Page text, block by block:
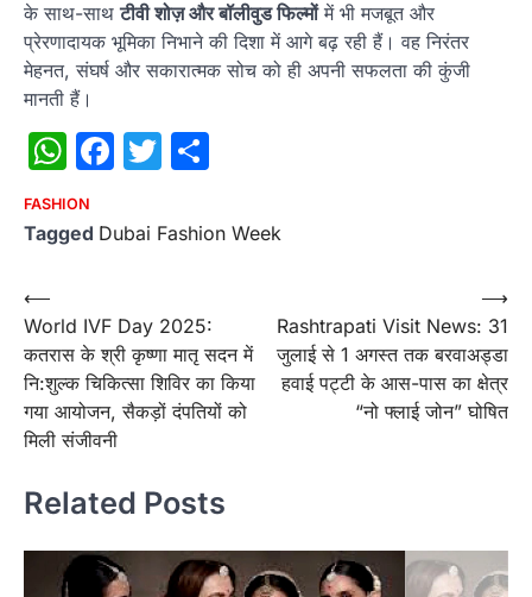
के साथ-साथटीवी शोज़ और बॉलीवुड फिल्मोंमें भी मजबूत और
प्रेरणादायक भूमिका निभाने की दिशा में आगे बढ़ रही हैं। वह निरंतर
मेहनत, संघर्ष और सकारात्मक सोच को ही अपनी सफलता की कुंजी
मानती हैं।
WhatsApp
Facebook
Twitter
FASHION
Tagged Dubai Fashion Week
Post
navigation
⟵
World IVF Day 2025:
कतरास के श्री कृष्णा मातृ सदन में
नि:शुल्क चिकित्सा शिविर का किया
गया आयोजन, सैकड़ों दंपतियों को
मिली संजीवनी
Rashtrapati Visit News: 31
जुलाई से 1 अगस्त तक बरवाअड्डा
हवाई पट्टी के आस-पास का क्षेत्र
“नो फ्लाई जोन” घोषित
⟶
Related Posts